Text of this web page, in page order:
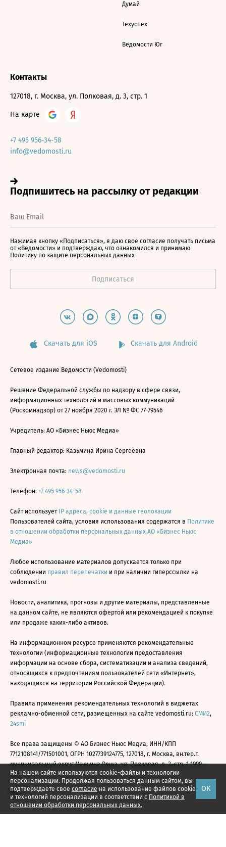
На нашем сайте используются cookie-файлы и технологии
персонализации. Продолжая пользоваться данным сайтом, вы
подтверждаете свое согласие на использование файлов cookie
и технологий персонализации в соответствии с Политикой в
отношении обработки персональных данных.
ОК
Думай
Техуспех
Ведомости Юг
Контакты
127018, г. Москва, ул. Полковая, д. 3, стр. 1
На карте
+7 495 956-34-58
info@vedomosti.ru
Нажимая кнопку «Подписаться», я даю свое согласие получать письма
от «Ведомости» и подтверждаю, что ознакомился и принимаю
Политику по защите персональных данных
Скачать для iOS Скачать для Android
Сетевое издание Ведомости (Vedomosti)
Решение Федеральной службы по надзору в сфере связи,
информационных технологий и массовых коммуникаций
(Роскомнадзор) от 27 ноября 2020 г. ЭЛ № ФС 77-79546
Учредитель: АО «Бизнес Ньюс Медиа»
Главный редактор: Казьмина Ирина Сергеевна
Электронная почта: news@vedomosti.ru
Телефон: +7 495 956-34-58
Сайт использует IP адреса, cookie и данные геолокации
Пользователей сайта, условия использования содержатся в Политике
в отношении обработки персональных данных АО «Бизнес Ньюс
Медиа»
Любое использование материалов допускается только при
соблюдении правил перепечатки и при наличии гиперссылки на
vedomosti.ru
Новости, аналитика, прогнозы и другие материалы, представленные
на данном сайте, не являются офертой или рекомендацией к покупке
или продаже каких-либо активов.
На информационном ресурсе применяются рекомендательные
технологии (информационные технологии предоставления
информации на основе сбора, систематизации и анализа сведений,
относящихся к предпочтениям пользователей сети «Интернет»,
находящихся на территории Российской Федерации).
Правила применения рекомендательных технологий в виджетах
рекламно-обменной сети, размещенных на сайте vedomosti.ru: СМИ2,
24smi
Все права защищены © АО Бизнес Ньюс Медиа, ИНН/КПП
7712108141/771501001, ОГРН 1027739124775, 127018, г. Москва, вн.тер.г.
муниципальный округ Марьина Роща, ул. Полковая, д. 3, стр. 1 1999—
2026